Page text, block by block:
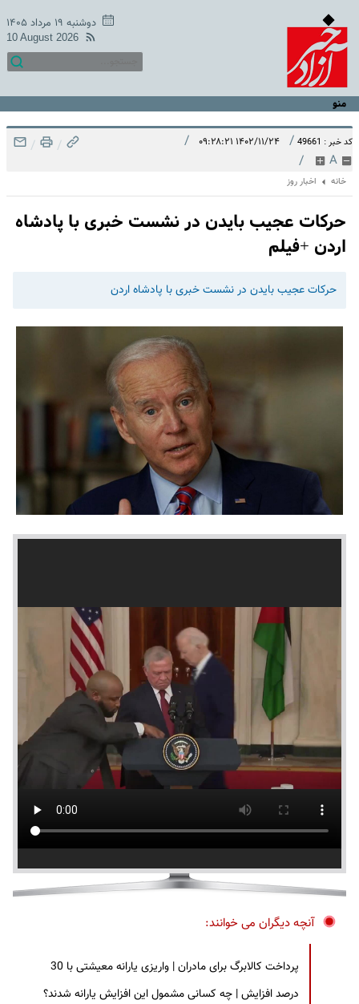
دوشنبه ۱۹ مرداد ۱۴۰۵
10 August 2026
منو
کد خبر : 49661 / ۱۴۰۲/۱۱/۲۴ ۰۹:۲۸:۲۱ /
A
/
/
/
خانه اخبار روز
حرکات عجیب بایدن در نشست خبری با پادشاه
اردن +فیلم
حرکات عجیب بایدن در نشست خبری با پادشاه اردن
آنچه دیگران می خوانند:
پرداخت کالابرگ برای مادران | واریزی یارانه معیشتی با 30
درصد افزایش | چه کسانی مشمول این افزایش یارانه شدند؟